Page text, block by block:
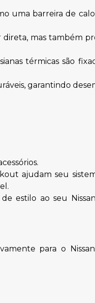
uma barreira de
direta, mas também
térmicas são
garantindo
ajudam seu
estilo ao seu
para o Nissan